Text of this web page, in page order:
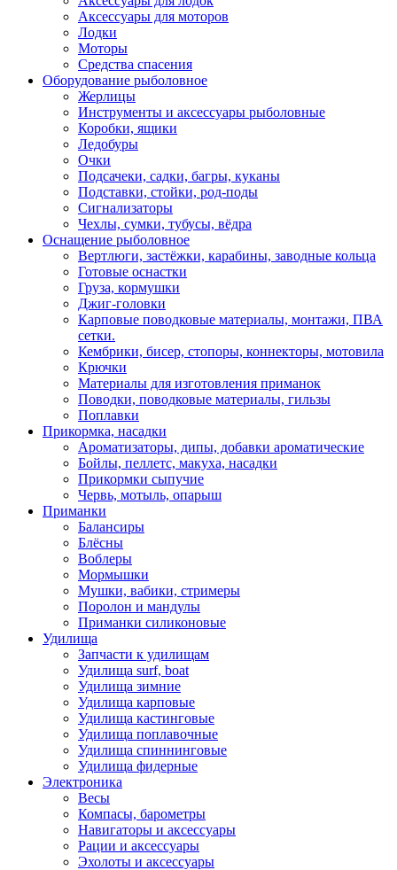
Аксессуары для моторов
Лодки
Моторы
Средства спасения
Оборудование рыболовное
Жерлицы
Инструменты и аксессуары рыболовные
Коробки, ящики
Ледобуры
Очки
Подсачеки, садки, багры, куканы
Подставки, стойки, род-поды
Сигнализаторы
Чехлы, сумки, тубусы, вёдра
Оснащение рыболовное
Вертлюги, застёжки, карабины, заводные кольца
Готовые оснастки
Груза, кормушки
Джиг-головки
Карповые поводковые материалы, монтажи, ПВА
сетки.
Кембрики, бисер, стопоры, коннекторы, мотовила
Крючки
Материалы для изготовления приманок
Поводки, поводковые материалы, гильзы
Поплавки
Прикормка, насадки
Ароматизаторы, дипы, добавки ароматические
Бойлы, пеллетс, макуха, насадки
Прикормки сыпучие
Червь, мотыль, опарыш
Приманки
Балансиры
Блёсны
Воблеры
Мормышки
Мушки, вабики, стримеры
Поролон и мандулы
Приманки силиконовые
Удилища
Запчасти к удилищам
Удилища surf, boat
Удилища зимние
Удилища карповые
Удилища кастинговые
Удилища поплавочные
Удилища спиннинговые
Удилища фидерные
Электроника
Весы
Компасы, барометры
Навигаторы и аксессуары
Рации и аксессуары
Эхолоты и аксессуары